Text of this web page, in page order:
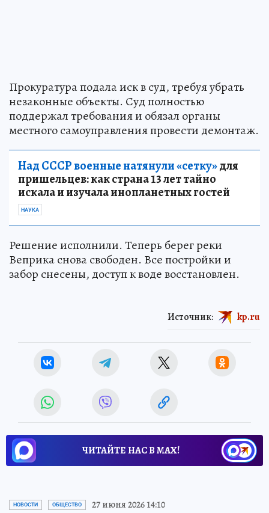
Прокуратура подала иск в суд, требуя убрать
незаконные объекты. Суд полностью
поддержал требования и обязал органы
местного самоуправления провести демонтаж.
Над СССР военные натянули «сетку»для
пришельцев: как страна 13 лет тайно
искала и изучала инопланетных гостей
НАУКА
Решение исполнили. Теперь берег реки
Веприка снова свободен. Все постройки и
забор снесены, доступ к воде восстановлен.
Источник: kp.ru
ЧИТАЙТЕ НАС В МАХ!
НОВОСТИ ОБЩЕСТВО 27 июня 2026 14:10